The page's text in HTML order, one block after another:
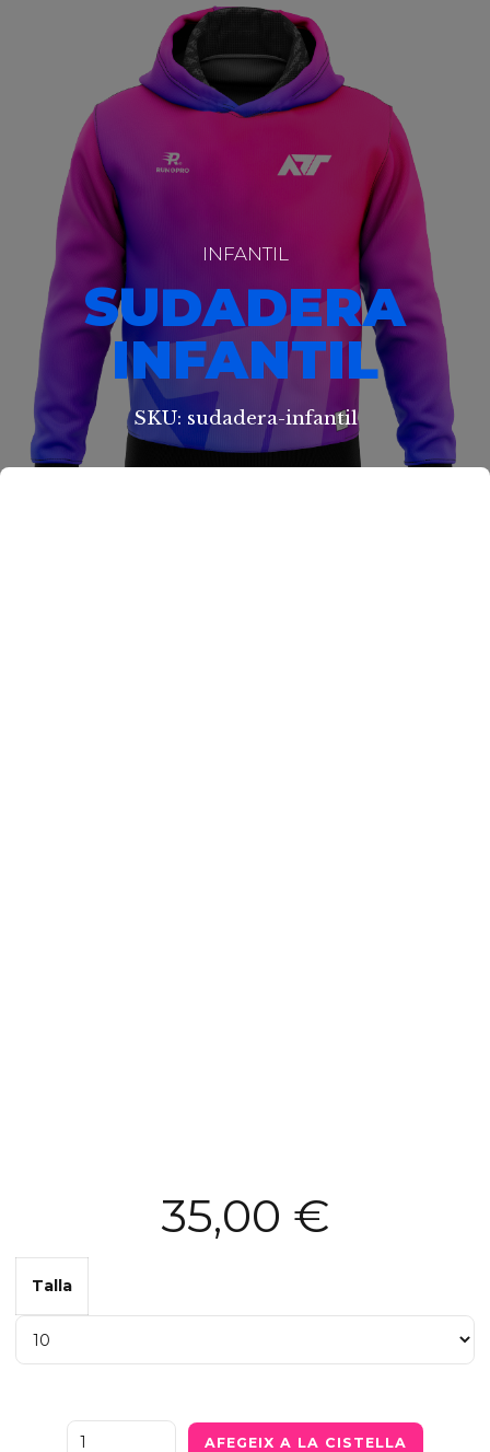
INFANTIL
SUDADERA
INFANTIL
SKU: sudadera-infantil
35,00 €
Talla
Quantity
AFEGEIX A LA CISTELLA